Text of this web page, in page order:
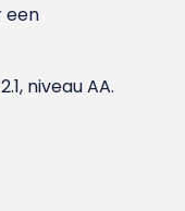
een
niveau AA.